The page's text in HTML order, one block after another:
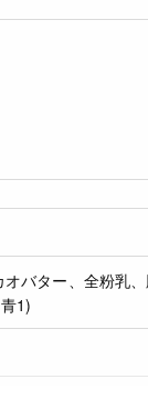
バター、全粉乳
1)